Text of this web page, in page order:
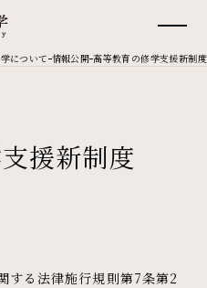
について 情報公開 高等教育の修学支援新制度
援新制度
する法律施行規則第7条第2